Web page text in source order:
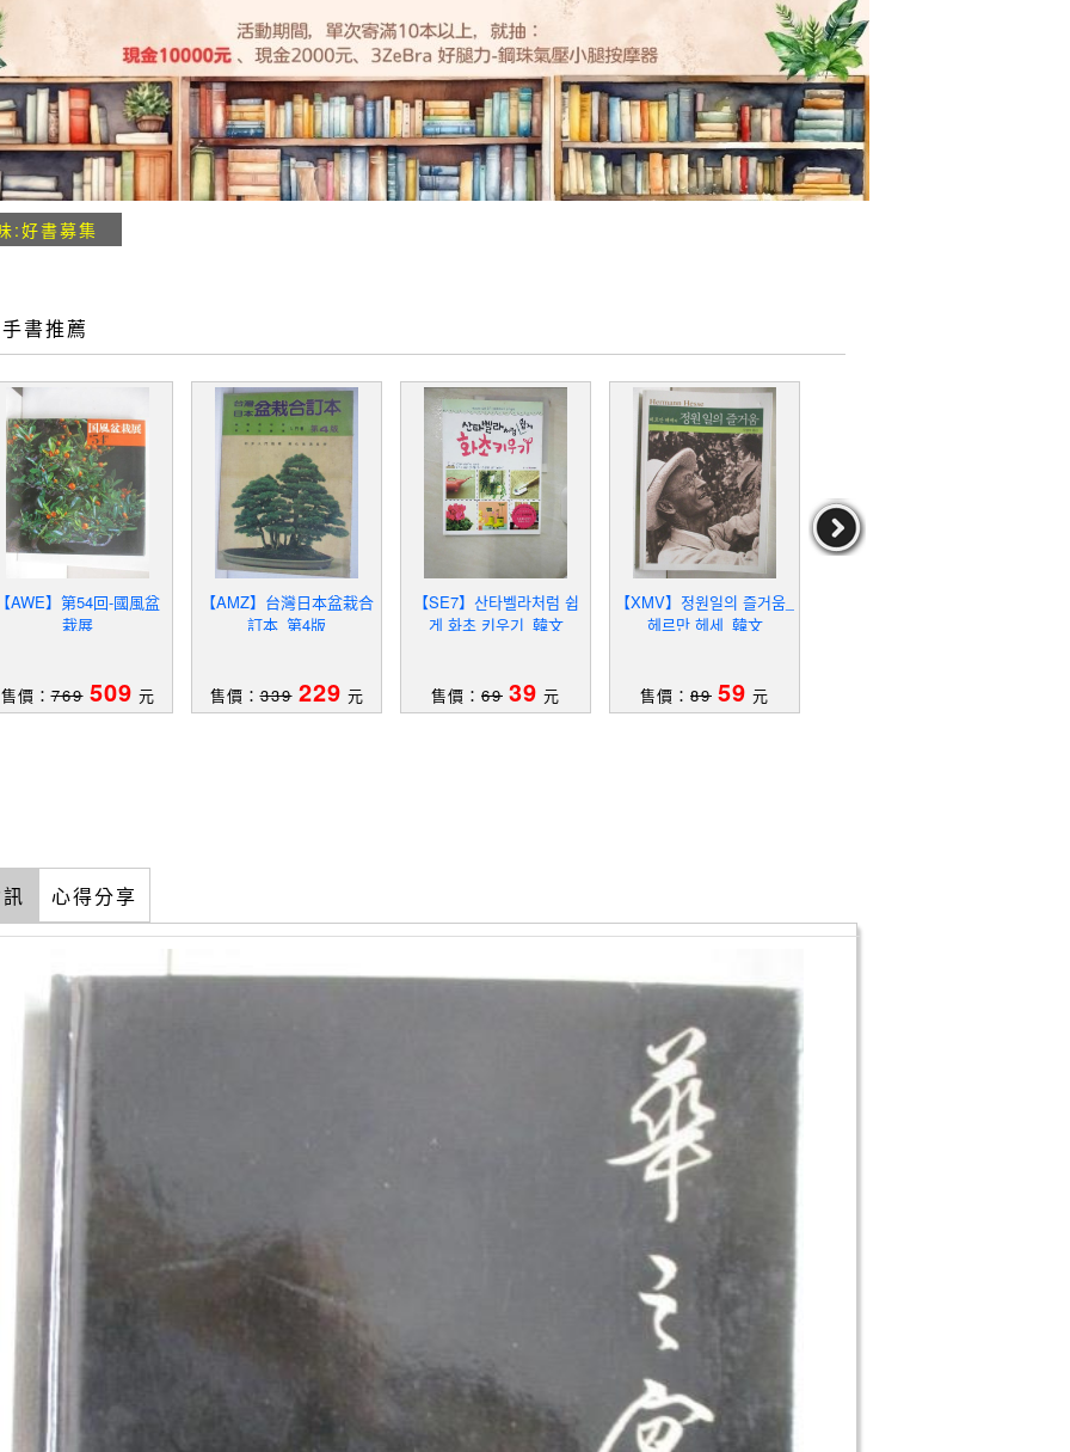
:好書募集
書推薦
AWE】第54回-國風盆
栽展
售價：769 509 元
【AMZ】台灣日本盆栽合
訂本_第4版
售價：339 229 元
【SE7】산타벨라처럼 쉽
게 화초 키우기_韓文
售價： 69 39 元
【XMV】정원일의 즐거움_
헤르만 헤세_韓文
售價： 89 59 元
心得分享